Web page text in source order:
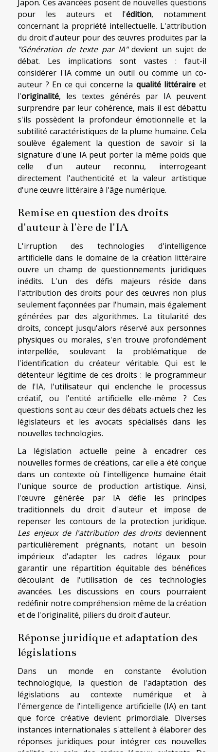
Japon. Ces avancées posent de nouvelles questions
pour les auteurs et l'édition, notamment
concernant la propriété intellectuelle. L'attribution
du droit d'auteur pour des œuvres produites par la
"Génération de texte par IA"devient un sujet de
débat. Les implications sont vastes : faut-il
considérer l'IA comme un outil ou comme un co-
auteur ? En ce qui concerne la qualité littéraire et
l'originalité, les textes générés par IA peuvent
surprendre par leur cohérence, mais il est débattu
s'ils possèdent la profondeur émotionnelle et la
subtilité caractéristiques de la plume humaine. Cela
soulève également la question de savoir si la
signature d'une IA peut porter la même poids que
celle d'un auteur reconnu, interrogeant
directement l'authenticité et la valeur artistique
d'une œuvre littéraire à l'âge numérique.
Remise en question des droits
d'auteur à l'ère de l'IA
L'irruption des technologies d'intelligence
artificielle dans le domaine de la création littéraire
ouvre un champ de questionnements juridiques
inédits. L'un des défis majeurs réside dans
l'attribution des droits pour des œuvres non plus
seulement façonnées par l'humain, mais également
générées par des algorithmes. La titularité des
droits, concept jusqu'alors réservé aux personnes
physiques ou morales, s'en trouve profondément
interpellée, soulevant la problématique de
l'identification du créateur véritable. Qui est le
détenteur légitime de ces droits : le programmeur
de l'IA, l'utilisateur qui enclenche le processus
créatif, ou l'entité artificielle elle-même ? Ces
questions sont au cœur des débats actuels chez les
législateurs et les avocats spécialisés dans les
nouvelles technologies.
La législation actuelle peine à encadrer ces
nouvelles formes de créations, car elle a été conçue
dans un contexte où l'intelligence humaine était
l'unique source de production artistique. Ainsi,
l'œuvre générée par IA défie les principes
traditionnels du droit d'auteur et impose de
repenser les contours de la protection juridique.
Les enjeux de l'attribution des droitsdeviennent
particulièrement prégnants, notant un besoin
impérieux d'adapter les cadres légaux pour
garantir une répartition équitable des bénéfices
découlant de l'utilisation de ces technologies
avancées. Les discussions en cours pourraient
redéfinir notre compréhension même de la création
et de l'originalité, piliers du droit d'auteur.
Réponse juridique et adaptation des
législations
Dans un monde en constante évolution
technologique, la question de l'adaptation des
législations au contexte numérique et à
l'émergence de l'intelligence artificielle (IA) en tant
que force créative devient primordiale. Diverses
instances internationales s'attellent à élaborer des
réponses juridiques pour intégrer ces nouvelles